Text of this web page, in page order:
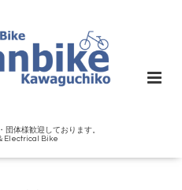
団体様歓迎しております。
Electrical Bike